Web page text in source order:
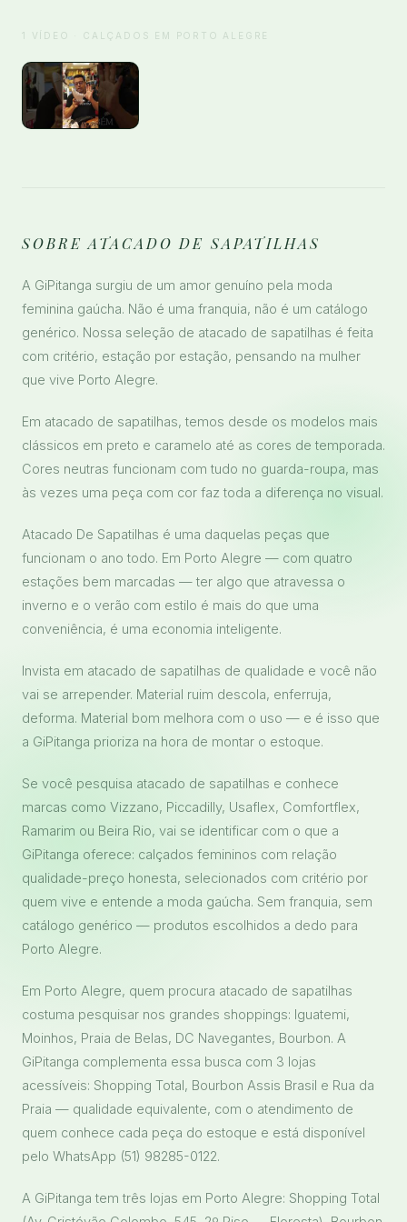
1 VÍDEO · CALÇADOS EM PORTO ALEGRE
SOBRE ATACADO DE SAPATILHAS
A GiPitanga surgiu de um amor genuíno pela moda
feminina gaúcha. Não é uma franquia, não é um catálogo
genérico. Nossa seleção de atacado de sapatilhas é feita
com critério, estação por estação, pensando na mulher
que vive Porto Alegre.
Em atacado de sapatilhas, temos desde os modelos mais
clássicos em preto e caramelo até as cores de temporada.
Cores neutras funcionam com tudo no guarda-roupa, mas
às vezes uma peça com cor faz toda a diferença no visual.
Atacado De Sapatilhas é uma daquelas peças que
funcionam o ano todo. Em Porto Alegre — com quatro
estações bem marcadas — ter algo que atravessa o
inverno e o verão com estilo é mais do que uma
conveniência, é uma economia inteligente.
Invista em atacado de sapatilhas de qualidade e você não
vai se arrepender. Material ruim descola, enferruja,
deforma. Material bom melhora com o uso — e é isso que
a GiPitanga prioriza na hora de montar o estoque.
Se você pesquisa atacado de sapatilhas e conhece
marcas como Vizzano, Piccadilly, Usaflex, Comfortflex,
Ramarim ou Beira Rio, vai se identificar com o que a
GiPitanga oferece: calçados femininos com relação
qualidade-preço honesta, selecionados com critério por
quem vive e entende a moda gaúcha. Sem franquia, sem
catálogo genérico — produtos escolhidos a dedo para
Porto Alegre.
Em Porto Alegre, quem procura atacado de sapatilhas
costuma pesquisar nos grandes shoppings: Iguatemi,
Moinhos, Praia de Belas, DC Navegantes, Bourbon. A
GiPitanga complementa essa busca com 3 lojas
acessíveis: Shopping Total, Bourbon Assis Brasil e Rua da
Praia — qualidade equivalente, com o atendimento de
quem conhece cada peça do estoque e está disponível
pelo WhatsApp (51) 98285-0122.
A GiPitanga tem três lojas em Porto Alegre: Shopping Total